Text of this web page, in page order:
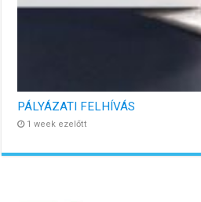
PÁLYÁZATI FELHÍVÁS
1 week ezelőtt